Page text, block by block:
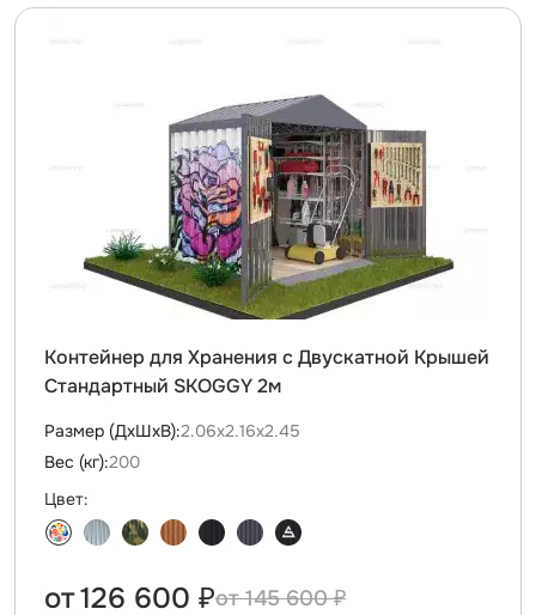
Контейнер для Хранения с Двускатной Крышей
Стандартный SKOGGY 2м
Размер (ДxШxВ):2.06х2.16х2.45
Вес (кг):200
Цвет:
145 600 ₽
от126 600 ₽